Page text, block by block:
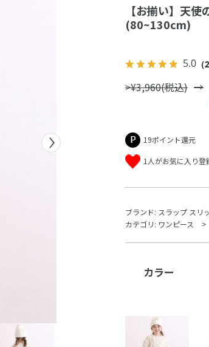
【お揃い】天
(80~130cm)
5.0 （
>¥3,960(税込)
19ポイント還元
1人がお気に入り登
ブランド: スラップ スリ
カテゴリ: ワンピース
カラー